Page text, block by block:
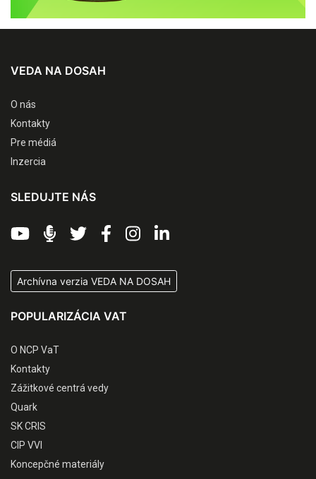
VEDA NA DOSAH
O nás
Kontakty
Pre médiá
Inzercia
SLEDUJTE NÁS
Archívna verzia VEDA NA DOSAH
POPULARIZÁCIA VAT
O NCP VaT
Kontakty
Zážitkové centrá vedy
Quark
SK CRIS
CIP VVI
Koncepčné materiály